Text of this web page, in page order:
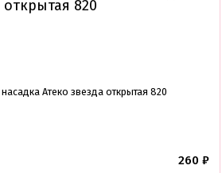
Атеко звезда открытая 820
260 ₽